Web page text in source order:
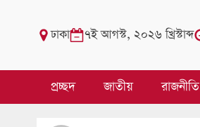
ঢাকা ৭ই আগস্ট, ২০২৬ খ্রিস্টাব্দ
প্রচ্ছদ জাতীয় রাজনীতি